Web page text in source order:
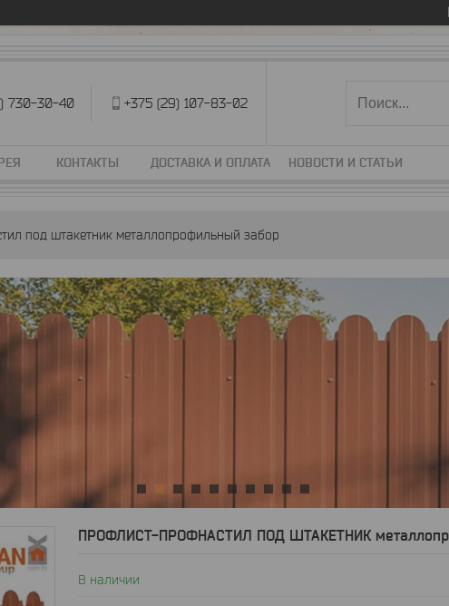
730-30-40 +375 (29) 107-83-02
КОНТАКТЫ ДОСТАВКА И ОПЛАТА НОВОСТИ И СТАТЬИ
под штакетник металлопрофильный забор
ПРОФЛИСТ-ПРОФНАСТИЛ ПОД ШТАКЕТНИК
В наличии